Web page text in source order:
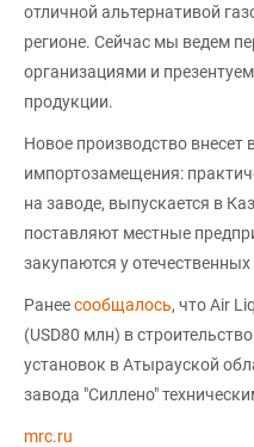
отличной альтернативой
регионе. Сейчас мы ведем
организациями и
продукции.
Новое производство внесет
импортозамещения:
на заводе, выпускается в
поставляют местные
закупаются у
Ранеесообщалось, что Air
(USD80 млн) в
установок в Атырауской
завода "Силлено"
mrc.ru